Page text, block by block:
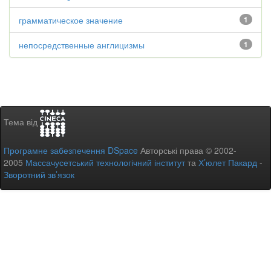
1
грамматическое значение
1
непосредственные англицизмы
Тема від
Програмне забезпечення DSpace Авторські права © 2002-
2005 Массачусетський технологічний інститутта Х’юлет Пакард -
Зворотний зв’язок